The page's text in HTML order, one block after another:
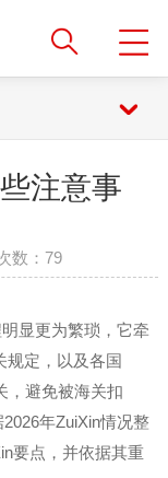
注意事
数：79
显更为繁琐，它牵
规定，以及各国
，避免被海关扣
年ZuiXin情况整
要点，并依据其重